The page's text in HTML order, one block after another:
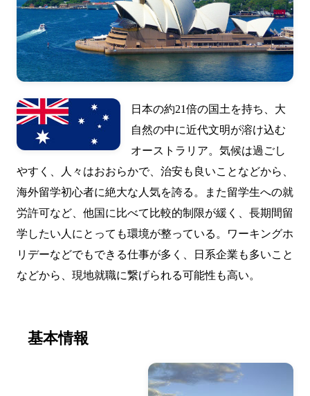
日本の約21倍の国土を持ち、大
自然の中に近代文明が溶け込む
オーストラリア。気候は過ごし
やすく、人々はおおらかで、治安も良いことなどから、
海外留学初心者に絶大な人気を誇る。また留学生への就
労許可など、他国に比べて比較的制限が緩く、長期間留
学したい人にとっても環境が整っている。ワーキングホ
リデーなどでもできる仕事が多く、日系企業も多いこと
などから、現地就職に繋げられる可能性も高い。
基本情報